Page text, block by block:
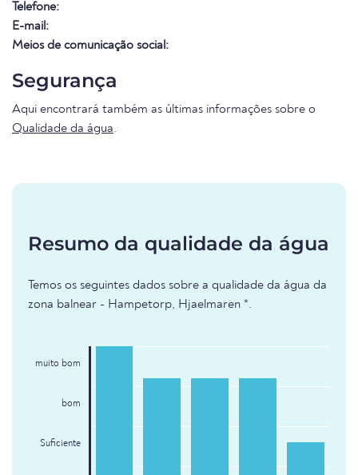
Telefone:
E-mail:
Meios de comunicação social:
Segurança
Aqui encontrará também as últimas informações sobre o
Qualidade da água.
Resumo da qualidade da água
Temos os seguintes dados sobre a qualidade da água da
zona balnear - Hampetorp, Hjaelmaren *.
muito bom
bom
Suficiente